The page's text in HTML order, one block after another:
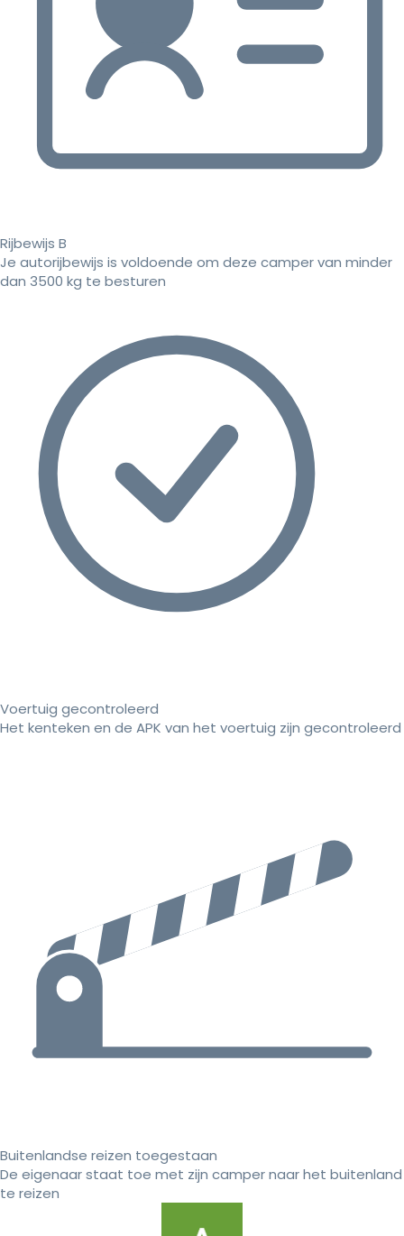
Rijbewijs B
Je autorijbewijs is voldoende om deze camper van minder
dan 3500 kg te besturen
Voertuig gecontroleerd
Het kenteken en de APK van het voertuig zijn gecontroleerd
Buitenlandse reizen toegestaan
De eigenaar staat toe met zijn camper naar het buitenland
te reizen